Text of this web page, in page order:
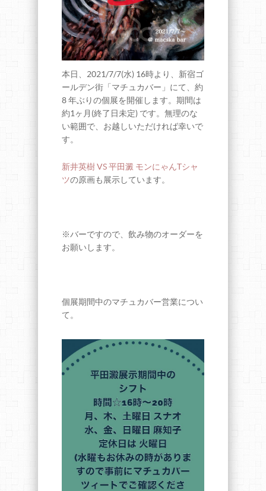
本日、2021/7/7(水) 16時より、新宿ゴ
ールデン街「マチュカバー」にて、約
8 年ぶりの個展を開催します。期間は
約1ヶ月(終了日未定) です。無理のな
い範囲で、お越しいただければ幸いで
す。
新井英樹 VS 平田澱 モンにゃんTシャ
ツの原画も展示しています。
※バーですので、飲み物のオーダーを
お願いします。
個展期間中のマチュカバー営業につい
て。